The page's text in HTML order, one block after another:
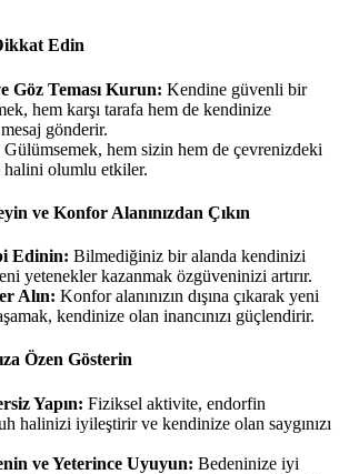
Edin
Göz Teması Kurun: Kendine güvenli bir
hem karşı tarafa hem de kendinize
gönderir.
Gülümsemek, hem sizin hem de çevrenizdeki
halini olumlu etkiler.
ve Konfor Alanınızdan Çıkın
Edinin: Bilmediğiniz bir alanda kendinizi
yetenekler kazanmak özgüveninizi artırır.
Alın: Konfor alanınızın dışına çıkarak yeni
kendinize olan inancınızı güçlendirir.
Özen Gösterin
Yapın: Fiziksel aktivite, endorfin
halinizi iyileştirir ve kendinize olan saygınızı
ve Yeterince Uyuyun: Bedeninize iyi